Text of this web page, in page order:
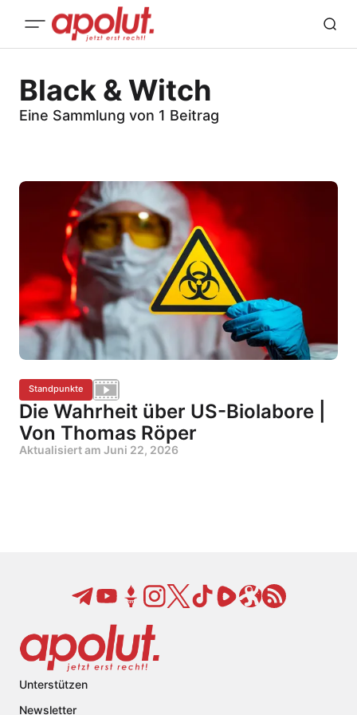
Black & Witch
Eine Sammlung von 1 Beitrag
Standpunkte
Die Wahrheit über US-Biolabore |
Von Thomas Röper
Aktualisiert am Juni 22, 2026
Unterstützen
Newsletter